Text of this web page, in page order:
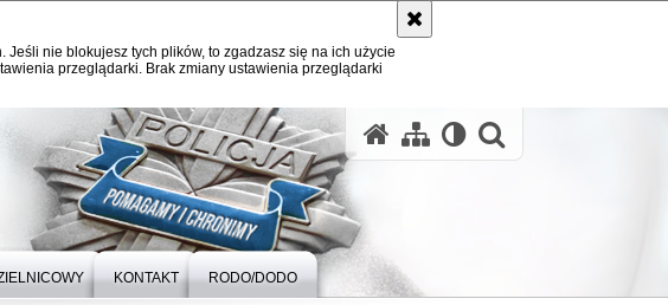
nie blokujesz tych plików, to zgadzasz się na ich użycie
przeglądarki. Brak zmiany ustawienia przeglądarki
KONTAKT RODO/DODO